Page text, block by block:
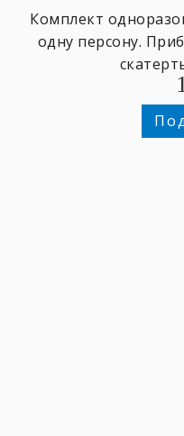
Комплект
одну персону.